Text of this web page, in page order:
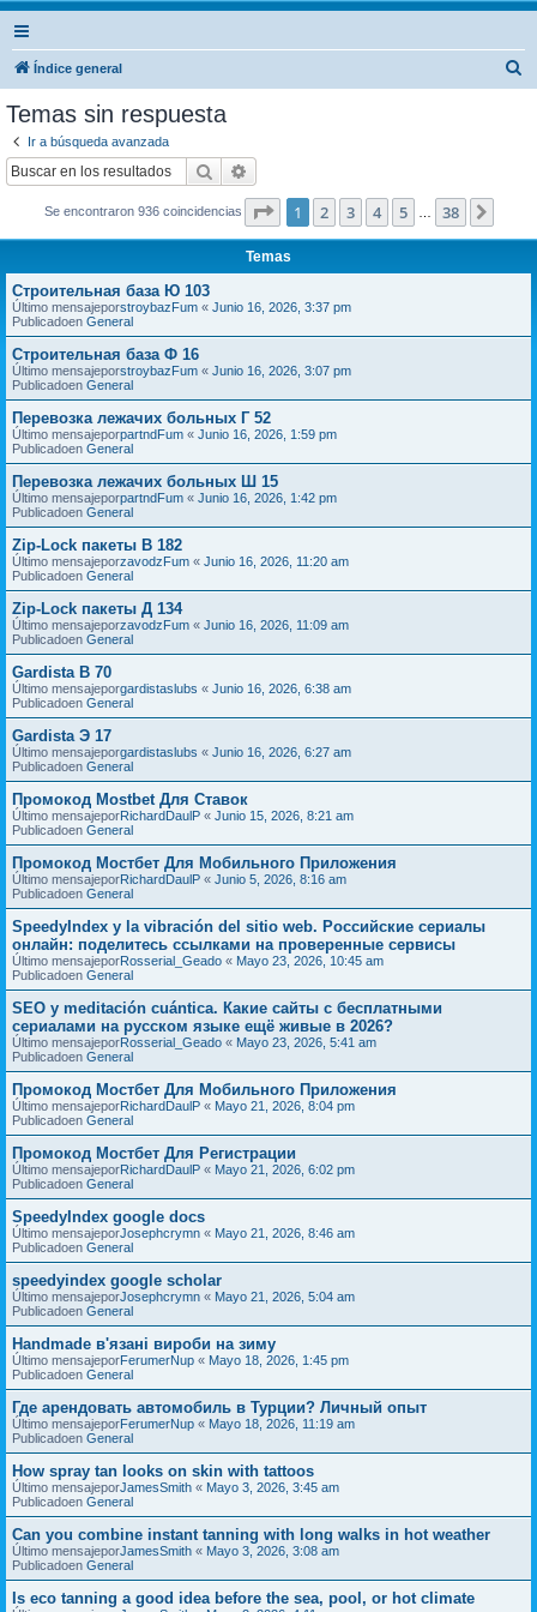
Índice general
Temas sin respuesta
Ir a búsqueda avanzada
Buscar
Se encontraron 936 coincidencias Página de 38
1 2 3 4 5 38
Temas
Строительная база Ю 103
Último mensajeporstroybazFum « Junio 16, 2026, 3:37 pm
Publicadoen General
Строительная база Ф 16
Último mensajeporstroybazFum « Junio 16, 2026, 3:07 pm
Publicadoen General
Перевозка лежачих больных Г 52
Último mensajeporpartndFum « Junio 16, 2026, 1:59 pm
Publicadoen General
Перевозка лежачих больных Ш 15
Último mensajeporpartndFum « Junio 16, 2026, 1:42 pm
Publicadoen General
Zip-Lock пакеты В 182
Último mensajeporzavodzFum « Junio 16, 2026, 11:20 am
Publicadoen General
Zip-Lock пакеты Д 134
Último mensajeporzavodzFum « Junio 16, 2026, 11:09 am
Publicadoen General
Gardista В 70
Último mensajeporgardistaslubs « Junio 16, 2026, 6:38 am
Publicadoen General
Gardista Э 17
Último mensajeporgardistaslubs « Junio 16, 2026, 6:27 am
Publicadoen General
Промокод Mostbet Для Ставок
Último mensajeporRichardDaulP « Junio 15, 2026, 8:21 am
Publicadoen General
Промокод Мостбет Для Мобильного Приложения
Último mensajeporRichardDaulP « Junio 5, 2026, 8:16 am
Publicadoen General
SpeedyIndex y la vibración del sitio web. Российские сериалы
онлайн: поделитесь ссылками на проверенные сервисы
Último mensajeporRosserial_Geado « Mayo 23, 2026, 10:45 am
Publicadoen General
SEO y meditación cuántica. Какие сайты с бесплатными
сериалами на русском языке ещё живые в 2026?
Último mensajeporRosserial_Geado « Mayo 23, 2026, 5:41 am
Publicadoen General
Промокод Мостбет Для Мобильного Приложения
Último mensajeporRichardDaulP « Mayo 21, 2026, 8:04 pm
Publicadoen General
Промокод Мостбет Для Регистрации
Último mensajeporRichardDaulP « Mayo 21, 2026, 6:02 pm
Publicadoen General
SpeedyIndex google docs
Último mensajeporJosephcrymn « Mayo 21, 2026, 8:46 am
Publicadoen General
speedyindex google scholar
Último mensajeporJosephcrymn « Mayo 21, 2026, 5:04 am
Publicadoen General
Handmade в'язані вироби на зиму
Último mensajeporFerumerNup « Mayo 18, 2026, 1:45 pm
Publicadoen General
Где арендовать автомобиль в Турции? Личный опыт
Último mensajeporFerumerNup « Mayo 18, 2026, 11:19 am
Publicadoen General
How spray tan looks on skin with tattoos
Último mensajeporJamesSmith « Mayo 3, 2026, 3:45 am
Publicadoen General
Can you combine instant tanning with long walks in hot weather
Último mensajeporJamesSmith « Mayo 3, 2026, 3:08 am
Publicadoen General
Is eco tanning a good idea before the sea, pool, or hot climate